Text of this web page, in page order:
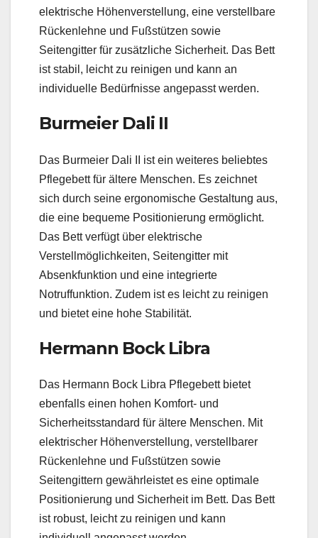
elektrische Höhenverstellung, eine verstellbare
Rückenlehne und Fußstützen sowie
Seitengitter für zusätzliche Sicherheit. Das Bett
ist stabil, leicht zu reinigen und kann an
individuelle Bedürfnisse angepasst werden.
Burmeier Dali II
Das Burmeier Dali II ist ein weiteres beliebtes
Pflegebett für ältere Menschen. Es zeichnet
sich durch seine ergonomische Gestaltung aus,
die eine bequeme Positionierung ermöglicht.
Das Bett verfügt über elektrische
Verstellmöglichkeiten, Seitengitter mit
Absenkfunktion und eine integrierte
Notruffunktion. Zudem ist es leicht zu reinigen
und bietet eine hohe Stabilität.
Hermann Bock Libra
Das Hermann Bock Libra Pflegebett bietet
ebenfalls einen hohen Komfort- und
Sicherheitsstandard für ältere Menschen. Mit
elektrischer Höhenverstellung, verstellbarer
Rückenlehne und Fußstützen sowie
Seitengittern gewährleistet es eine optimale
Positionierung und Sicherheit im Bett. Das Bett
ist robust, leicht zu reinigen und kann